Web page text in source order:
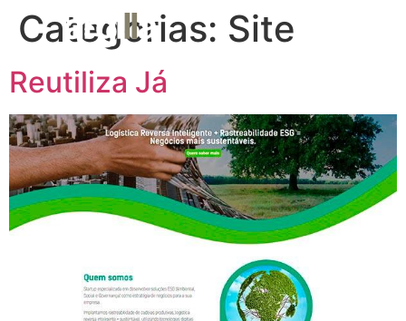
Categorias: Site
Reutiliza Já